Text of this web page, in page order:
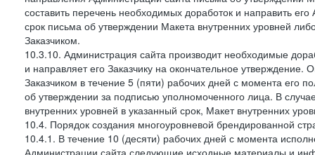
составить перечень необходимых доработок и направить
срок письма об утверждении Макета внутренних уровней
Заказчиком.
10.3.10. Администрация сайта производит необходимые
и направляет его Заказчику на окончательное
Заказчиком в течение 5 (пяти) рабочих дней с момента его
об утверждении за подписью уполномоченного лица. В
внутренних уровней в указанный срок, Макет внутренних
10.4. Порядок создания многоуровневой брендированной
10.4.1. В течение 10 (десяти) рабочих дней с момента
Администрации сайта следующие исходные материалы и